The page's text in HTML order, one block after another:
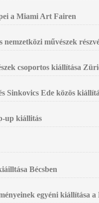
a Miami Art Fairen
nemzetközi művészek
csoportos kiállítása
Sinkovics Ede közös
up kiállitás
Bécsben
egyéni kiállítása